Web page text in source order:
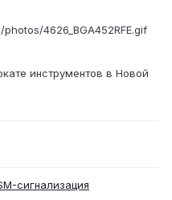
4626_BGA452RFE.gif
инструментов в Новой
сигнализация